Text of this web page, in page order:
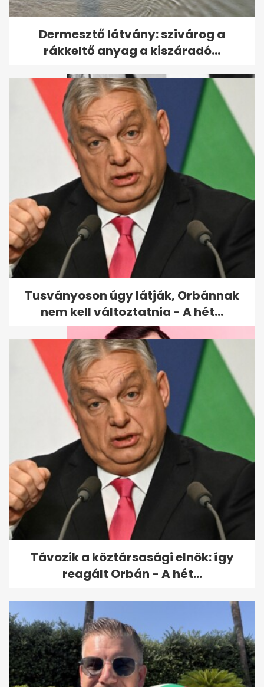
Kvíz: hány filmet ismersz fel a
gyerekrajzok alapján?
Retró kvíz gyerekkorod
kedvenc meséivel - Ha
meglesz a 6 pont,...
Észbontó kvíz: a 10/10 csak
keveseknek sikerül, sokan a
hatodik...
Dermesztő látvány: szivárog a
rákkeltő anyag a kiszáradó...
Tusványoson úgy látják, Orbánnak
nem kell változtatnia - A hét...
Távozik a köztársasági elnök: így
reagált Orbán - A hét...